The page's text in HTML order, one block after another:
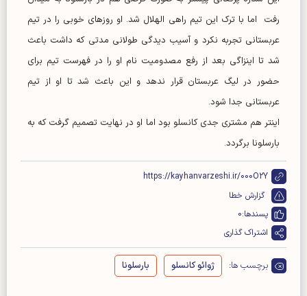
رفت اما با ترک این تیم راهی الهلال شد. او روزهای خوبی را در تیم
عربستانی تجربه نکرد و آسیب دیدگی طولانی مدتی که داشت باعث
شد تا اینزاگی بعد از رفع مصدومیت نام او را در فهرست تیم برای
حضور در لیگ عربستان قرار ندهد و این باعث شد تا او از تیم
عربستانی جدا شود.
اینتر هم مشتری جدی کانسلو بود اما او در نهایت تصمیم گرفت که به
بارسلونا برگردد.
https://kayhanvarzeshi.ir/000O2Y
گزارش خطا
پسندها:0
اشتراک گذاری
برچسب ها: ژوائو کانسلو بارسلونا